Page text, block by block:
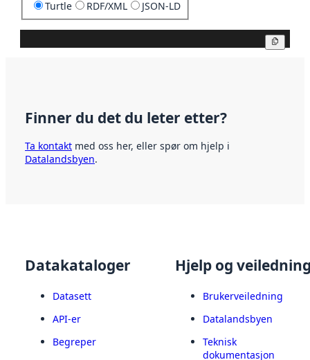
Turtle RDF/XML JSON-LD
Finner du det du leter etter?
Ta kontakt med oss her, eller spør om hjelp i
Datalandsbyen.
Datakataloger
Datasett
API-er
Begreper
Hjelp og
Brukerveiledning
Datalandsbyen
Teknisk
dokumentasjon